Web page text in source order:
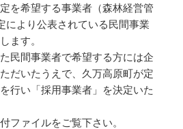
を希望する事業者（森林経営管
により公表されている民間事業
ます。
民間事業者で希望する方には企
だいたうえで、久万高原町が定
行い「採用事業者」を決定いた
ファイルをご覧下さい。